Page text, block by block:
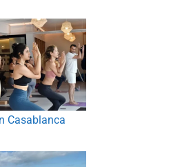
Casablanca